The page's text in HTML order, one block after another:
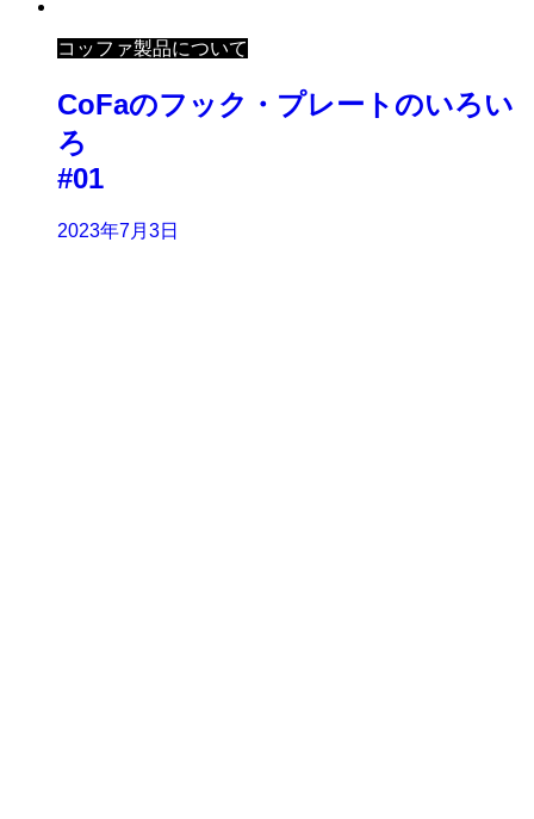
コッファ製品について
CoFaのフック・プレートのいろい
ろ
2023年7月3日